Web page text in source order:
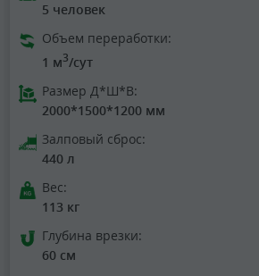
5 человек
Объем переработки:
1 м3/сут
Размер Д*Ш*В:
2000*1500*1200 мм
Залповый сброс:
440 л
Вес:
113 кг
Глубина врезки:
60 см